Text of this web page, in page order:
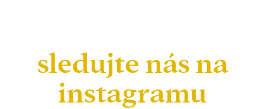
sledujte nás na
instagramu